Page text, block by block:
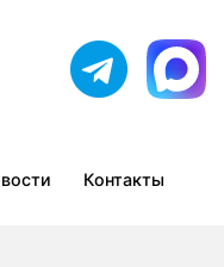
Контакты